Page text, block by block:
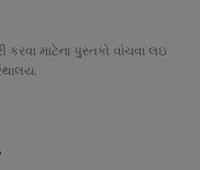
કરવા માટેના પુસ્તકો વાંચવા લઇ